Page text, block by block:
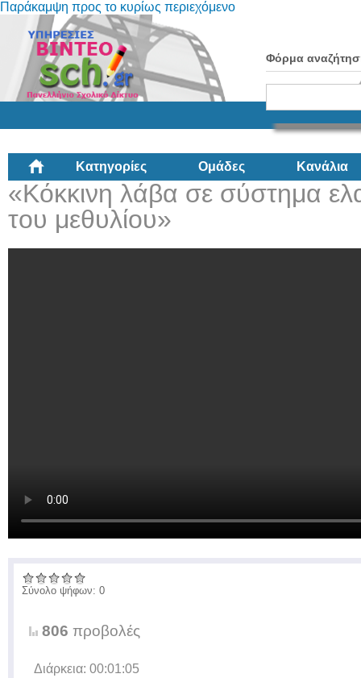
Παράκαμψη προς το κυρίως περιεχόμενο
Φόρμα
Κατηγορίες Ομάδες Κανάλια
«Κόκκινη λάβα σε σύστημα
του μεθυλίου»
Σύνολο ψήφων: 0
806 προβολές
Διάρκεια: 00:01:05